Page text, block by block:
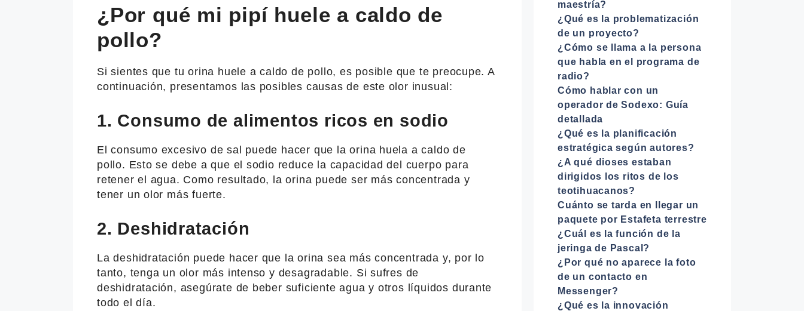
¿Por qué mi pipí huele a caldo de
pollo?
Si sientes que tu orina huele a caldo de pollo, es posible que te preocupe. A
continuación, presentamos las posibles causas de este olor inusual:
1. Consumo de alimentos ricos en sodio
El consumo excesivo de sal puede hacer que la orina huela a caldo de
pollo. Esto se debe a que el sodio reduce la capacidad del cuerpo para
retener el agua. Como resultado, la orina puede ser más concentrada y
tener un olor más fuerte.
2. Deshidratación
La deshidratación puede hacer que la orina sea más concentrada y, por lo
tanto, tenga un olor más intenso y desagradable. Si sufres de
deshidratación, asegúrate de beber suficiente agua y otros líquidos durante
todo el día.
maestría?
¿Qué es la problematización
de un proyecto?
¿Cómo se llama a la persona
que habla en el programa de
radio?
Cómo hablar con un
operador de Sodexo: Guía
detallada
¿Qué es la planificación
estratégica según autores?
¿A qué dioses estaban
dirigidos los ritos de los
teotihuacanos?
Cuánto se tarda en llegar un
paquete por Estafeta terrestre
¿Cuál es la función de la
jeringa de Pascal?
¿Por qué no aparece la foto
de un contacto en
Messenger?
¿Qué es la innovación